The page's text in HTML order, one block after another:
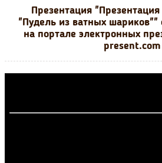
Презентация
"Пудель из ватных шариков""
на портале электронных
present.com